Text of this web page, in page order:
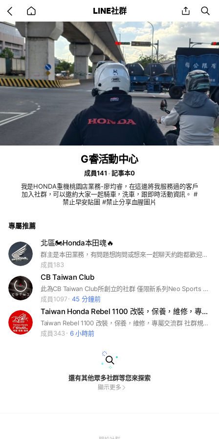
back
to
home
LINE社群 share
G睿活動中心
成員141
記事本0
我是HONDA重機桃園店業務-廖均睿，在這邊將我服務過的客戶
加入社群，可以邀約大家一起騎車，洗車，跟即時活動資訊。 #
禁止早安貼圖 #禁止分享血腥圖片
專屬推薦
北區🏍️Honda本田魂🔥
群主是本田業務，有問題想詢問或想來一起聊天約跑都歡迎加入~ #本田 #重機 #rebel #cb #cbr #crf #forza #nsr #nc750 #adv
成員183
CB Taiwan Club
此為CB Taiwan Club所創立的社群 僅限新系列Neo Sports Cafe車系 CB150r/CB300r CB650r/CB1000r 不分北/中/南區，均可加入 加入時 名稱請依照所在區域做修改 例如 北-品捷 中-阿奇 南-泰森 也請不要輸入特殊符號。 入群後請先詳閱記事本公約。
成員1097
45 分鐘前
Taiwan Honda Rebel 1100 改裝，保養，維修，專屬交流群
Taiwan Rebel 1100 改裝，保養，維修，專屬交流群 社群規範與注意事項 (1).勿討論張貼有關政治，商業廣告行為。 (2).有關Rebel 1100的二手，閒置物品買賣可以張貼。（❗但僅限個人賣家）其餘跟Rebel 1100無關的商業行為，不可張貼。 🚫原則就是，不要有刻意盈利的廣告行為，若不清楚，請先徵求管理員同意後，方可貼文。 (3).本社群是專業技術社群，與（改裝，保養 維修）無關的內容，例如：早安圖，騎車旅遊照片影片，美食介紹，海鮮特賣，按摩促銷，血腥恐怖（車禍），色情，搞笑等，請勿分享 (4).保持和善，理性討論。 (5).強烈歡迎你分享REBEL 1100的使用經驗。有完整的心得分享，請用記事本方式留存，造福大家，方便查詢。謝謝你。
成員343
6 小時前
還有其他眾多社群等您來探索
顯示更多